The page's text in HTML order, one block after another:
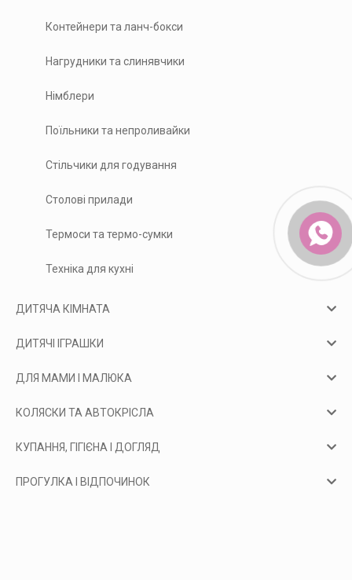
Контейнери та ланч-бокси
Нагрудники та слинявчики
Німблери
Поїльники та непроливайки
Стільчики для годування
Столові прилади
Термоси та термо-сумки
Техніка для кухні
ДИТЯЧА КІМНАТА
ДИТЯЧІ ІГРАШКИ
ДЛЯ МАМИ І МАЛЮКА
КОЛЯСКИ ТА АВТОКРІСЛА
КУПАННЯ, ГІГІЄНА І ДОГЛЯД
ПРОГУЛКА І ВІДПОЧИНОК